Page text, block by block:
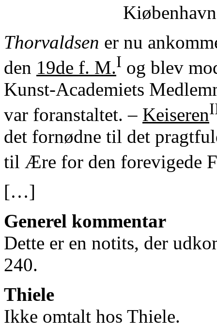
Thorvaldsen er nu
den 19de f. M.I og blev
Kunst-Academiets
var foranstaltet. – Keiseren
det fornødne til det
til Ære for den forevigede
[…]
Generel kommentar
Dette er en notits, der
240.
Thiele
Ikke omtalt hos Thiele.